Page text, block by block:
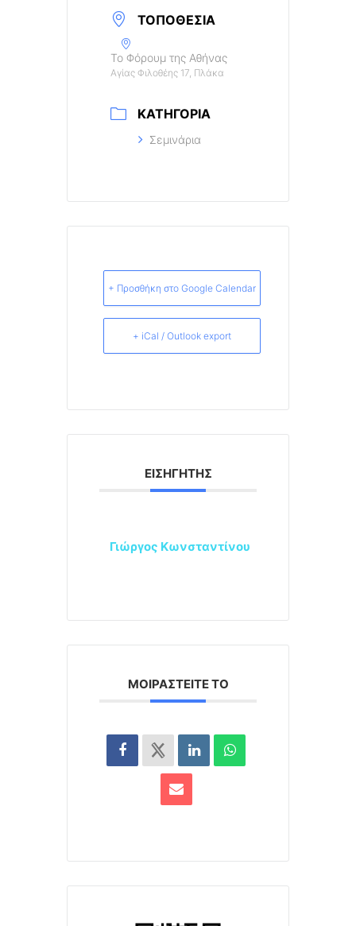
ΤΟΠΟΘΕΣΊΑ
Το Φόρουμ της Αθήνας
Αγίας Φιλοθέης 17, Πλάκα
ΚΑΤΗΓΟΡΊΑ
Σεμινάρια
+ Προσθήκη στο Google Calendar
+ iCal / Outlook export
ΕΙΣΗΓΗΤΉΣ
Γιώργος Κωνσταντίνου
ΜΟΙΡΑΣΤΕΊΤΕ ΤΟ